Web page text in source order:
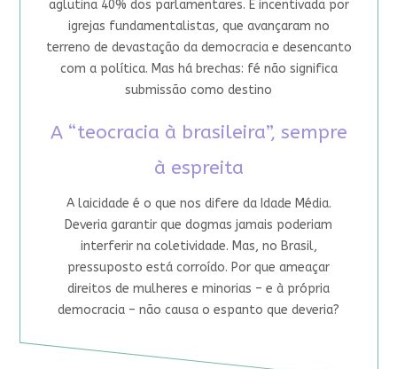
aglutina 40% dos parlamentares. É incentivada por
igrejas fundamentalistas, que avançaram no
terreno de devastação da democracia e desencanto
com a política. Mas há brechas: fé não significa
submissão como destino
A “teocracia à brasileira”, sempre
à espreita
A laicidade é o que nos difere da Idade Média.
Deveria garantir que dogmas jamais poderiam
interferir na coletividade. Mas, no Brasil,
pressuposto está corroído. Por que ameaçar
direitos de mulheres e minorias – e à própria
democracia – não causa o espanto que deveria?